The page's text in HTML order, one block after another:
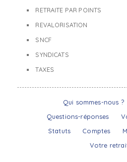
RETRAITE PAR POINTS
REVALORISATION
SNCF
SYNDICATS
TAXES
Qui sommes-nous ?
Questions-réponses
Statuts
Comptes
Votre